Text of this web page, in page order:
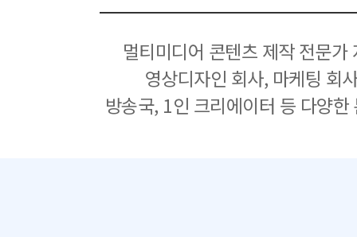
멀티미디어 콘텐츠 제작 전문가
영상디자인 회사, 마케팅 회
방송국, 1인 크리에이터 등 다양